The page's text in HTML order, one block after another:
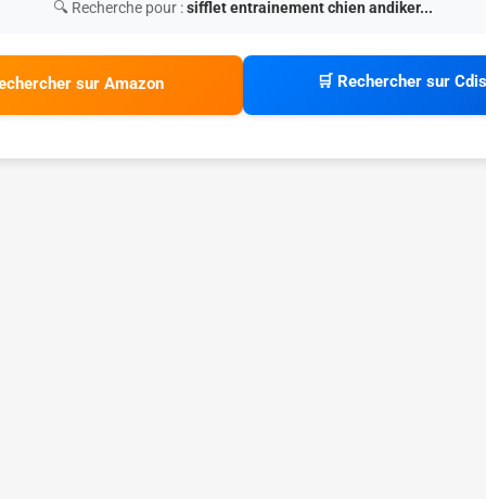
🔍 Recherche pour :sifflet entrainement chien andiker...
sur Amazon 🛒 Rechercher sur